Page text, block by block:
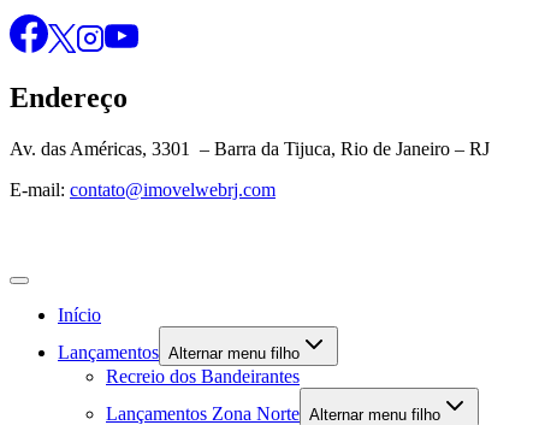
Endereço
Av. das Américas, 3301 – Barra da Tijuca, Rio de Janeiro – RJ
E-mail: contato@imovelwebrj.com
Início
Lançamentos Alternar menu filho
Recreio dos Bandeirantes
Lançamentos Zona Norte Alternar menu filho